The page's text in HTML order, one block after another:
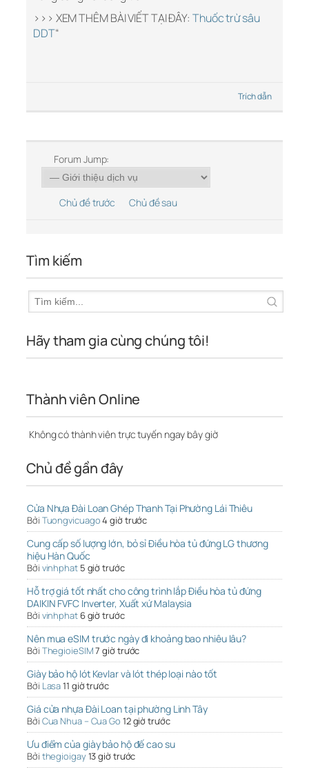
>>> XEM THÊM BÀI VIẾT TẠI ĐÂY: Thuốc trừ sâu
DDT“
Trích dẫn
Forum Jump:
Chủ đề trước Chủ đề sau
Tìm kiếm
Hãy tham gia cùng chúng tôi!
Thành viên Online
Không có thành viên trực tuyến ngay bây giờ
Chủ đề gần đây
Cửa Nhựa Đài Loan Ghép Thanh Tại Phường Lái Thiêu
Bởi Tuongvicuago4 giờ trước
Cung cấp số lượng lớn, bỏ sỉ Điều hòa tủ đứng LG thương
hiệu Hàn Quốc
Bởi vinhphat 5 giờ trước
Hỗ trợ giá tốt nhất cho công trình lắp Điều hòa tủ đứng
DAIKIN FVFC Inverter, Xuất xứ Malaysia
Bởi vinhphat 6 giờ trước
Nên mua eSIM trước ngày đi khoảng bao nhiêu lâu?
Bởi ThegioieSIM7 giờ trước
Giày bảo hộ lót Kevlar và lót thép loại nào tốt
Bởi Lasa11 giờ trước
Giá cửa nhựa Đài Loan tại phường Linh Tây
Bởi Cua Nhua – Cua Go 12 giờ trước
Ưu điểm của giày bảo hộ đế cao su
Bởi thegioigay13 giờ trước